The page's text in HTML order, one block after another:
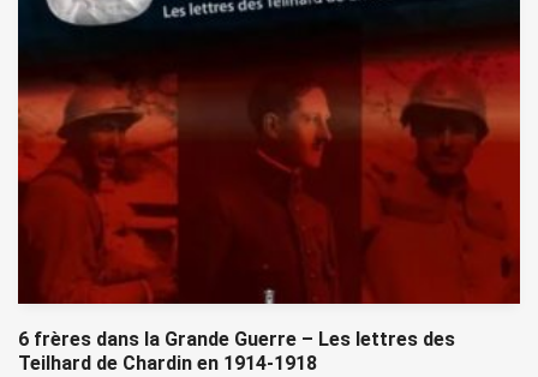
6 frères dans la Grande Guerre – Les lettres des
Teilhard de Chardin en 1914-1918